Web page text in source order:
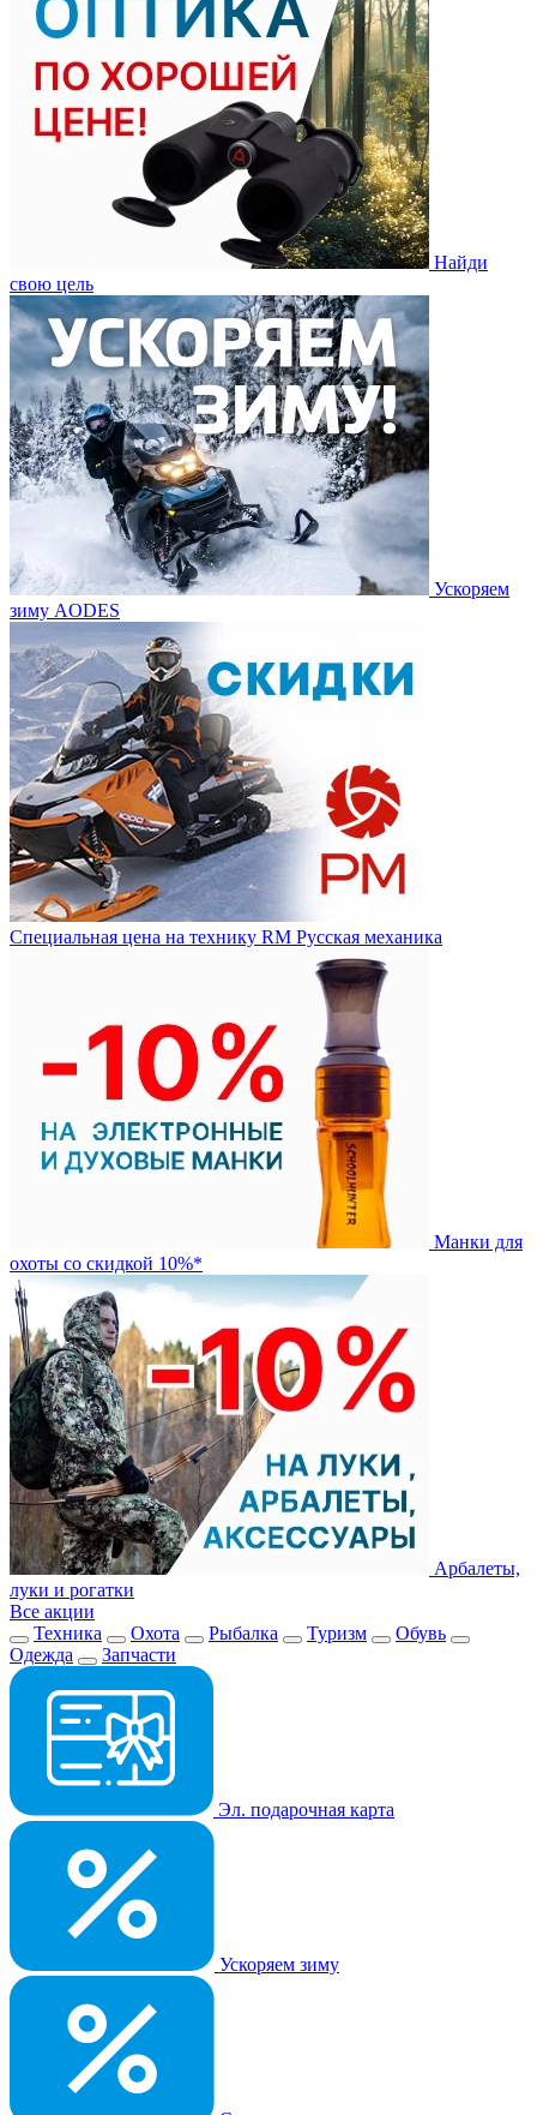
Найди
свою цель
Ускоряем
зиму AODES
Специальная цена на технику RM Русская механика
Манки для
охоты со скидкой 10%*
Арбалеты,
луки и рогатки
Все акции
Техника
Охота Рыбалка Туризм
Обувь
Одежда
Запчасти
Эл. подарочная карта
Ускоряем зиму